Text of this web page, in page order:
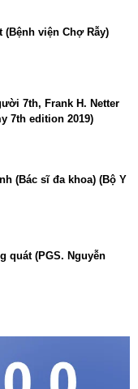
(Bệnh viện Chợ Rẫy)
7th, Frank H. Netter
7th edition 2019)
(Bác sĩ đa khoa) (Bộ Y
quát (PGS. Nguyễn